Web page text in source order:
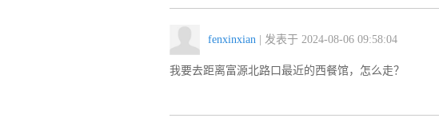
fenxinxian | 发表于 2024-08-06 09:58:04
我要去距离富源北路口最近的西餐馆，怎么走？